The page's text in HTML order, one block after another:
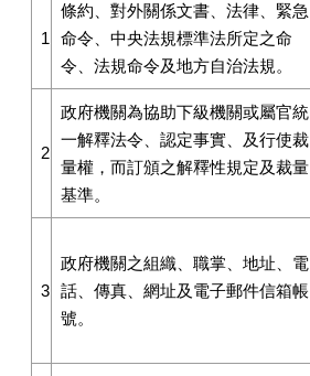
1
條約、對外關係文書、法律、緊急
命令、中央法規標準法所定之命
令、法規命令及地方自治法規。
2
政府機關為協助下級機關或屬官統
一解釋法令、認定事實、及行使裁
量權，而訂頒之解釋性規定及裁量
基準。
3
政府機關之組織、職掌、地址、電
話、傳真、網址及電子郵件信箱帳
號。